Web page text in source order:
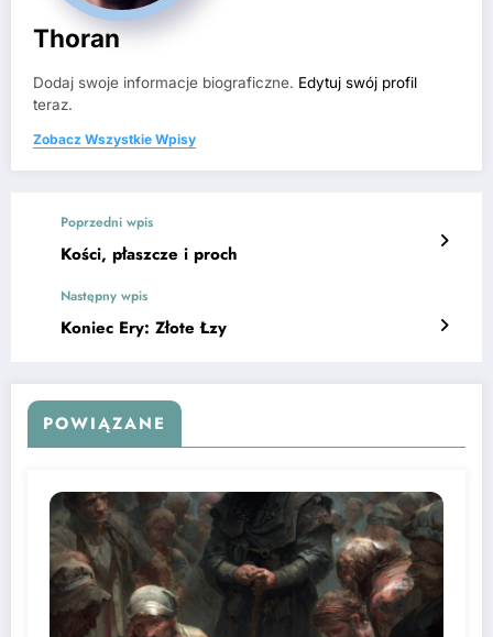
Thoran
Dodaj swoje informacje biograficzne. Edytuj swój profil
teraz.
Zobacz Wszystkie Wpisy
Poprzedni wpis
Kości, płaszcze i proch
Następny wpis
Koniec Ery: Złote Łzy
POWIĄZANE